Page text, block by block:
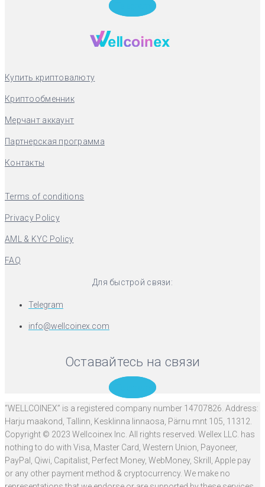
Купить криптовалюту
Криптообменник
Мерчант аккаунт
Партнерская программа
Контакты
Terms of conditions
Privacy Policy
AML & KYC Policy
FAQ
Для быстрой связи:
Telegram
info@wellcoinex.com
Оставайтесь на связи
“WELLCOINEX” is a registered company number 14707826. Address:
Harju maakond, Tallinn, Kesklinna linnaosa, Pärnu mnt 105, 11312.
Copyright © 2023 Wellcoinex Inc. All rights reserved. Wellex LLC. has
nothing to do with Visa, Master Card, Western Union, Payoneer,
PayPal, Qiwi, Capitalist, Perfect Money, WebMoney, Skrill, Apple pay
or any other payment method & cryptocurrency. We make no